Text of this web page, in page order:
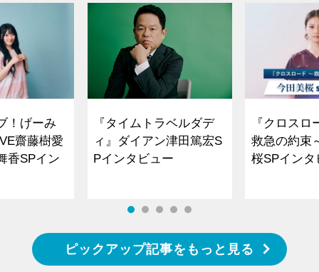
！げーみ
齋藤樹愛
香SPイン
『タイムトラベルダデ
ィ』ダイアン津田篤宏S
Pインタビュー
『クロスロ
救急の約束
桜SPイ
ピックアップ記事をもっと見る